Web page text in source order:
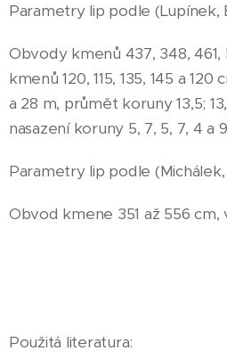
Parametry lip podle (Lupínek,
Obvody kmenů 437, 348,
kmenů 120, 115, 135, 145 a
a 28 m, průmět koruny 13,5;
nasazení koruny 5, 7, 5, 7, 4 a
Parametry lip podle (Michálek,
Obvod kmene 351 až 556 cm,
Použitá literatura: